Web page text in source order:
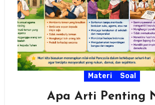
Materi Soal
Apa Arti Penting